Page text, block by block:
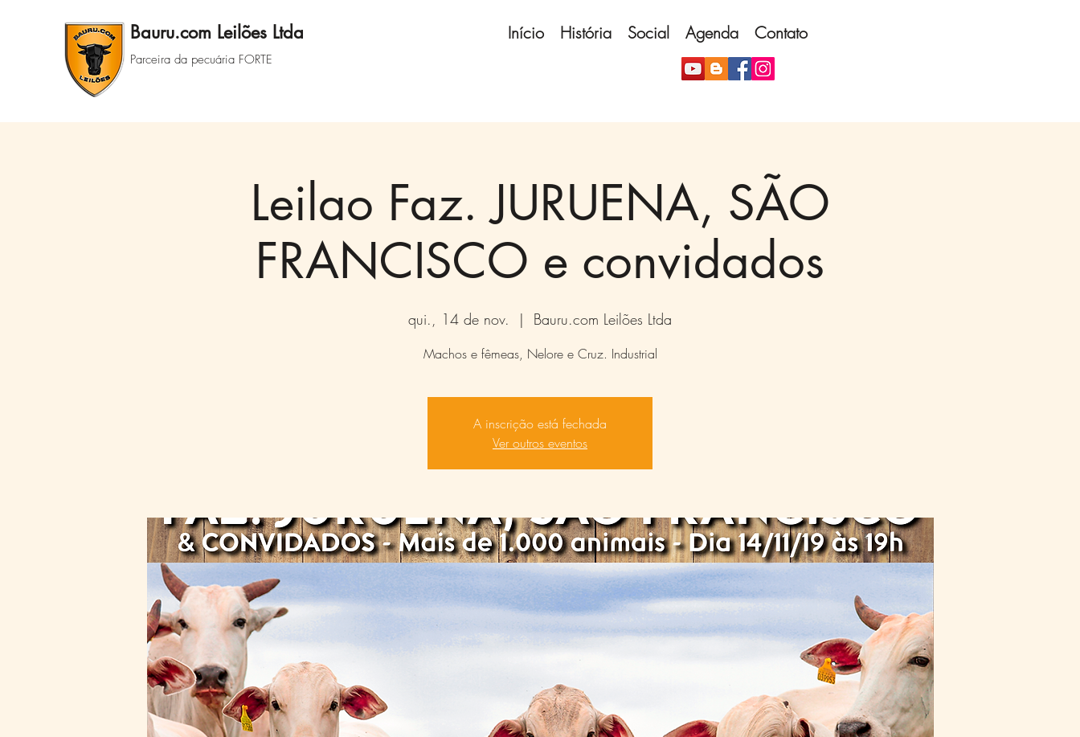
Bauru.com Leilões Ltda
Parceira da pecuária FORTE
Início História Social Agenda Contato
Leilao Faz. JURUENA, SÃO
FRANCISCO e convidados
qui., 14 de nov.
  |
Bauru.com Leilões Ltda
Machos e fêmeas, Nelore e Cruz. Industrial
A inscrição está fechada
Ver outros eventos